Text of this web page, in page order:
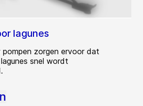
lagunes
zorgen ervoor dat
snel wordt